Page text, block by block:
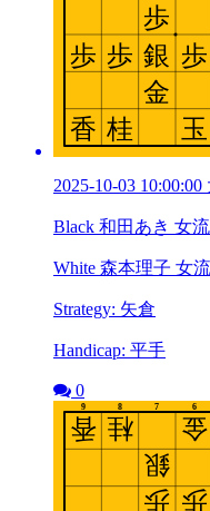
2025-10-03
Black 和田あき 女
White 森本理子 女
Strategy: 矢倉
Handicap: 平手
0